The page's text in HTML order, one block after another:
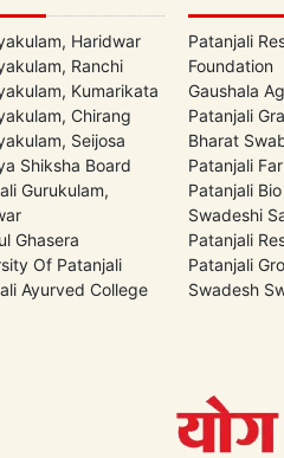
Haridwar
Ranchi
Kumarikata
Chirang
Seijosa
Shiksha Board
Gurukulam,
Ghasera
Of Patanjali
Ayurved College
Patanjali
Foundation
Gaushala
Patanjali
Bharat
Patanjali
Patanjali Bio
Swadeshi
Patanjali
Patanjali
Swadesh